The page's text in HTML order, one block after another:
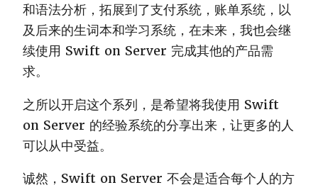
和语法分析，拓展到了支付系统，账单系统，以
及后来的生词本和学习系统，在未来，我也会继
续使用 Swift on Server 完成其他的产品需
求。
之所以开启这个系列，是希望将我使用 Swift
on Server 的经验系统的分享出来，让更多的人
可以从中受益。
诚然，Swift on Server 不会是适合每个人的方